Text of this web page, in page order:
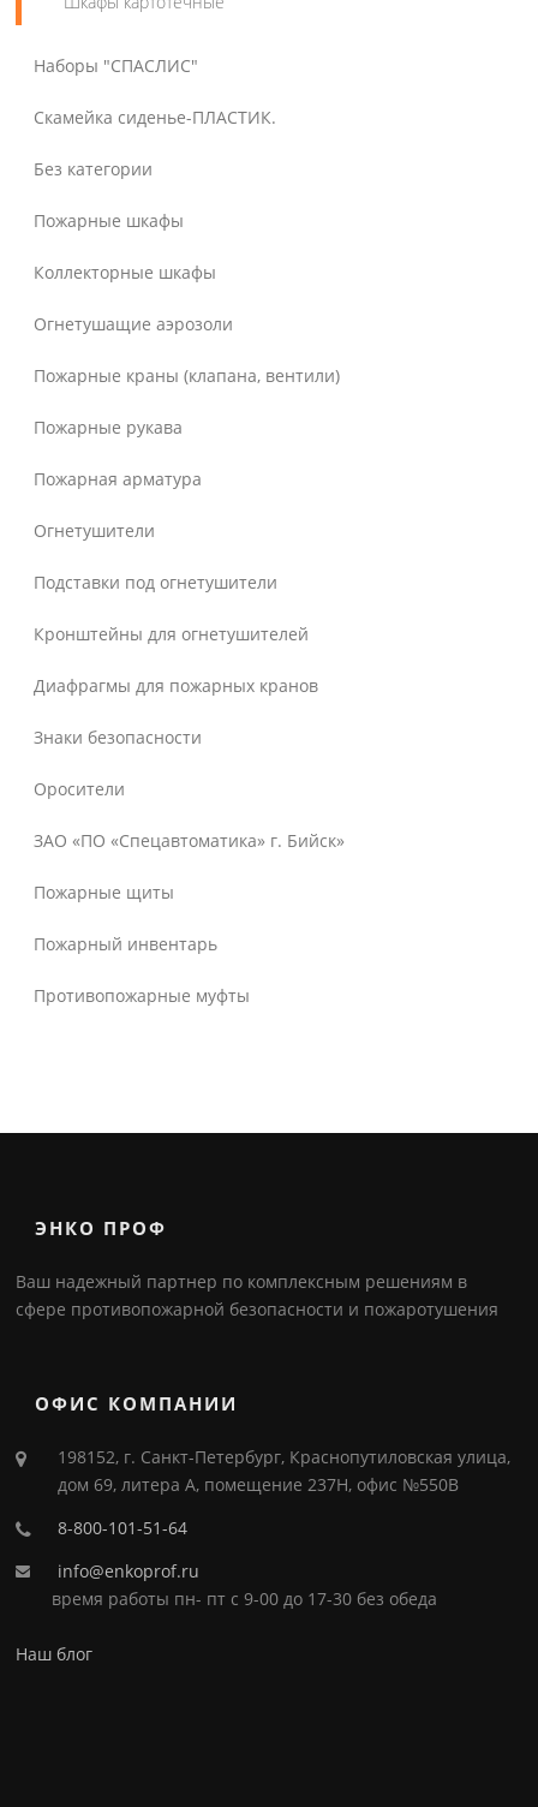
Наборы "СПАСЛИС"
Скамейка сиденье-ПЛАСТИК.
Без категории
Пожарные шкафы
Коллекторные шкафы
Огнетушащие аэрозоли
Пожарные краны (клапана, вентили)
Пожарные рукава
Пожарная арматура
Огнетушители
Подставки под огнетушители
Кронштейны для огнетушителей
Диафрагмы для пожарных кранов
Знаки безопасности
Оросители
ЗАО «ПО «Спецавтоматика» г. Бийск»
Пожарные щиты
Пожарный инвентарь
Противопожарные муфты
ЭНКО ПРОФ
Ваш надежный партнер по комплексным решениям в
сфере противопожарной безопасности и пожаротушения
ОФИС КОМПАНИИ
198152, г. Санкт-Петербург, Краснопутиловская улица,
дом 69, литера А, помещение 237Н, офис №550В
8-800-101-51-64
info@enkoprof.ru
время работы пн- пт с 9-00 до 17-30 без обеда
Наш блог